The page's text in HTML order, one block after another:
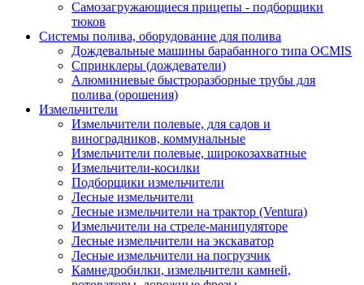
Самозагружающиеся прицепы - подборщики
тюков
Системы полива, оборудование для полива
Дождевальные машины барабанного типа OCMIS
Спринклеры (дождеватели)
Алюминиевые быстроразборные трубы для
полива (орошения)
Измельчители
Измельчители полевые, для садов и
виноградников, коммунальные
Измельчители полевые, широкозахватные
Измельчители-косилки
Подборщики измельчители
Лесные измельчители
Лесные измельчители на трактор (Ventura)
Измельчители на стреле-манипуляторе
Лесные измельчители на экскаватор
Лесные измельчители на погрузчик
Камнедробилки, измельчители камней,